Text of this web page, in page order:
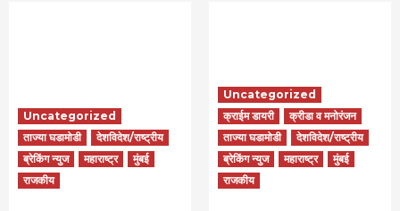
Uncategorized
ताज्या घडामोडी
देशविदेश/राष्ट्रीय
ब्रेकिंग न्युज
महाराष्ट्र
मुंबई
राजकीय
Uncategorized
क्राईम डायरी
क्रीडा व मनोरंजन
ताज्या घडामोडी
देशविदेश/राष्ट्रीय
ब्रेकिंग न्युज
महाराष्ट्र
मुंबई
राजकीय